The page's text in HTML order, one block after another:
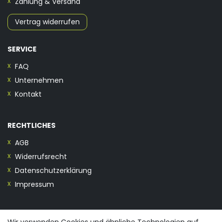
Vertrag widerrufen
SERVICE
FAQ
Unternehmen
Kontakt
RECHTLICHES
AGB
Widerrufsrecht
Datenschutzerklärung
Impressum